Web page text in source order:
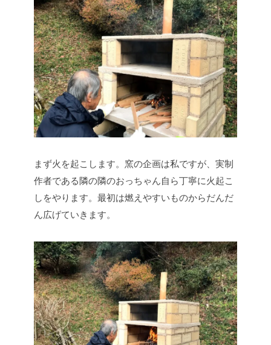
まず火を起こします。窯の企画は私ですが、実制
作者である隣の隣のおっちゃん自ら丁寧に火起こ
しをやります。最初は燃えやすいものからだんだ
ん広げていきます。